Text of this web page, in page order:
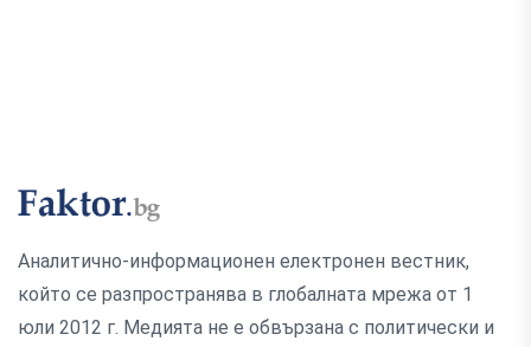
Аналитично-информационен електронен вестник,
който се разпространява в глобалната мрежа от 1
юли 2012 г. Медията не е обвързана с политически и